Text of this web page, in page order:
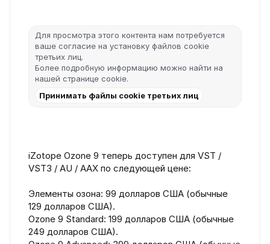
Для просмотра этого контента нам потребуется
ваше согласие на установку файлов cookie
третьих лиц.
Более подробную информацию можно найти на
нашей странице cookie.
Принимать файлы cookie третьих лиц
iZotope Ozone 9 теперь доступен для VST /
VST3 / AU / AAX по следующей цене:
Элементы озона: 99 долларов США (обычные
129 долларов США).
Ozone 9 Standard: 199 долларов США (обычные
249 долларов США).